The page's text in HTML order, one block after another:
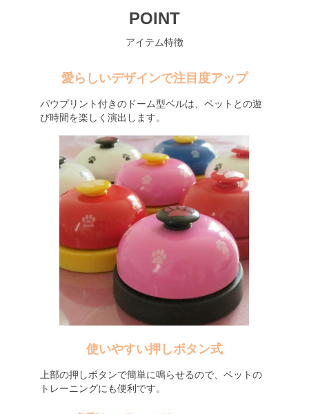
POINT
アイテム特徴
愛らしいデザインで注目度アップ
パウプリント付きのドーム型ベルは、ペットとの遊
び時間を楽しく演出します。
使いやすい押しボタン式
上部の押しボタンで簡単に鳴らせるので、ペットの
トレーニングにも便利です。